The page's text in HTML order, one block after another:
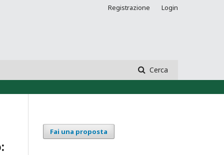
Cerca
Registrazione Login
Fai una proposta